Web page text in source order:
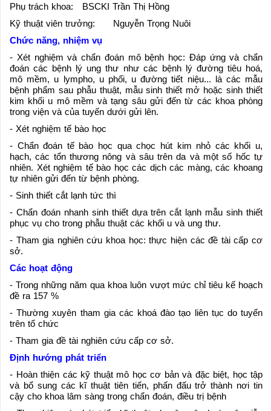
Phụ trách khoa: BSCKI Trần Thị Hồng
Kỹ thuật viên trưởng: Nguyễn Trọng Nuôi
Chức năng, nhiệm vụ
- Xét nghiệm và chẩn đoán mô bệnh học: Đáp ứng và chẩn
đoán các bệnh lý ung thư như các bệnh lý đường tiêu hoá,
mô mềm, u lympho, u phổi, u đường tiết niệu... là các mẫu
bệnh phẩm sau phẫu thuật, mẫu sinh thiết mở hoặc sinh thiết
kim khối u mô mềm và tạng sâu gửi đến từ các khoa phòng
trong viện và của tuyến dưới gửi lên.
- Xét nghiệm tế bào học
- Chẩn đoán tế bào học qua chọc hút kim nhỏ các khối u,
hạch, các tổn thương nông và sâu trên da và một số hốc tự
nhiên. Xét nghiệm tế bào học các dịch các màng, các khoang
tự nhiên gửi đến từ bệnh phòng.
- Sinh thiết cắt lạnh tức thì
- Chẩn đoán nhanh sinh thiết dựa trên cắt lạnh mẫu sinh thiết
phục vụ cho trong phẫu thuật các khối u và ung thư.
- Tham gia nghiên cứu khoa học: thực hiện các đề tài cấp cơ
sở.
Các hoạt động
- Trong những năm qua khoa luôn vượt mức chỉ tiêu kế hoạch
đề ra 157 %
- Thường xuyên tham gia các khoá đào tạo liên tục do tuyến
trên tổ chức
- Tham gia đề tài nghiên cứu cấp cơ sở.
Định hướng phát triển
- Hoàn thiện các kỹ thuật mô học cơ bản và đặc biệt, học tập
và bổ sung các kĩ thuật tiên tiến, phấn đấu trở thành nơi tin
cậy cho khoa lâm sàng trong chẩn đoán, điều trị bệnh